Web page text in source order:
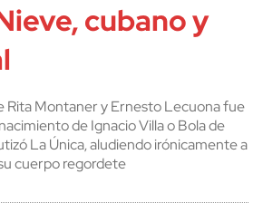
cubano y
Rita Montaner y Ernesto Lecuona fue
de Ignacio Villa o Bola de
La Única, aludiendo irónicamente a
cuerpo regordete